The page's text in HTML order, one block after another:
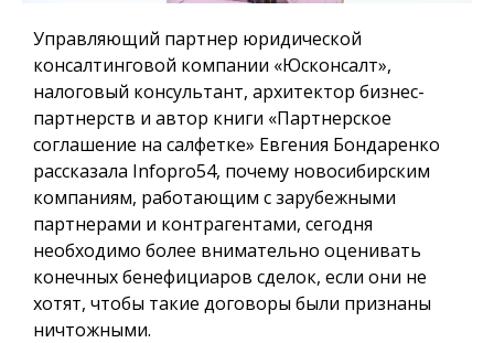
Управляющий партнер юридической
консалтинговой компании «Юсконсалт»,
налоговый консультант, архитектор бизнес-
партнерств и автор книги «Партнерское
соглашение на салфетке» Евгения Бондаренко
рассказала Infopro54, почему новосибирским
компаниям, работающим с зарубежными
партнерами и контрагентами, сегодня
необходимо более внимательно оценивать
конечных бенефициаров сделок, если они не
хотят, чтобы такие договоры были признаны
ничтожными.